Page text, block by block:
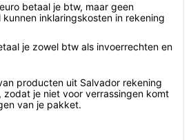
betaal je btw, maar geen
kunnen inklaringskosten in rekening
je zowel btw als invoerrechten en
producten uit Salvador rekening
je niet voor verrassingen komt
van je pakket.